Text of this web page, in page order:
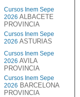
Cursos Inem Sepe
2026 ALBACETE
PROVINCIA
Cursos Inem Sepe
2026 ASTURIAS
Cursos Inem Sepe
2026 AVILA
PROVINCIA
Cursos Inem Sepe
2026 BARCELONA
PROVINCIA